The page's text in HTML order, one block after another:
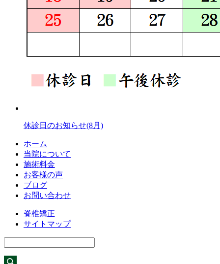
休診日のお知らせ(8月)
ホーム
当院について
施術料金
お客様の声
ブログ
お問い合わせ
脊椎矯正
サイトマップ